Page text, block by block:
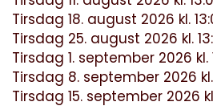
Tirsdag 18. august 2026 kl.
Tirsdag 25. august 2026 kl.
Tirsdag 1. september 2026 kl.
Tirsdag 8. september 2026
Tirsdag 15. september 2026